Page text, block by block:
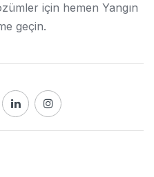
için hemen Yangın
geçin.